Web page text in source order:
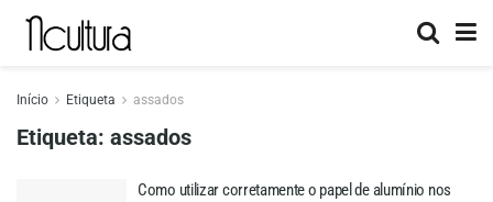
Início Etiqueta assados
Etiqueta: assados
Como utilizar corretamente o papel de alumínio nos